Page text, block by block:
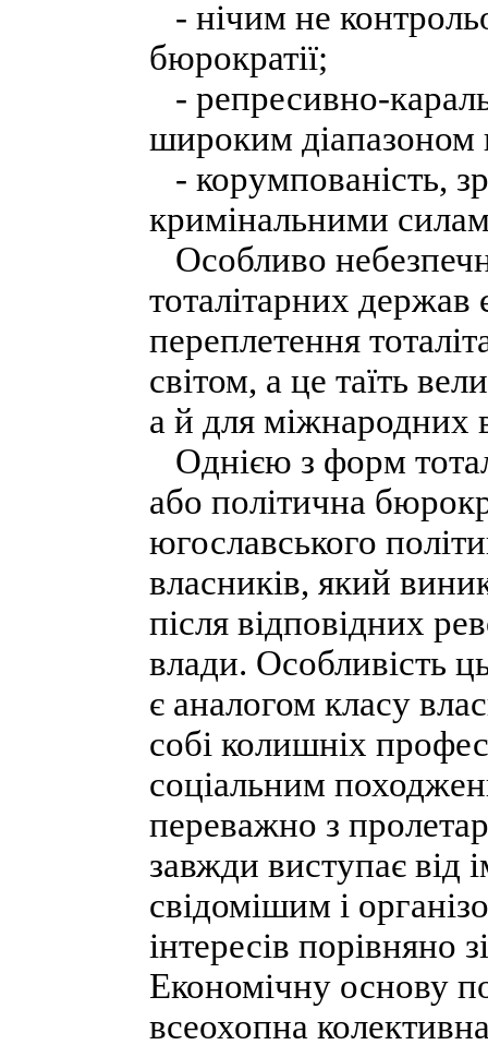
- нічим не
бюрократії;
- репресивно-
широким діапазоном
- корумпованість,
кримінальними
Особливо
тоталітарних держав
переплетення
світом, а це таїть
а й для міжнародних
Однією з форм
або політична
югославського
власників, який
після відповідних
влади. Особливість
є аналогом класу
собі колишніх
соціальним
переважно з
завжди виступає від
свідомішим і
інтересів порівняно
Економічну основу
всеохопна